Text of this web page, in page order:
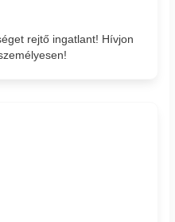
rejtő ingatlant! Hívjon